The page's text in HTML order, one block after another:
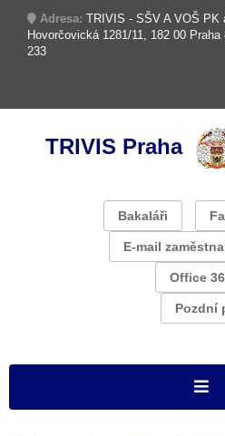
Adresa: TRIVIS - SŠV A VOŠ PK
Hovorčovická 1281/11, 182 00 Praha
233
TRIVIS Praha
Bakaláři
E-mail
Office
Pozdní